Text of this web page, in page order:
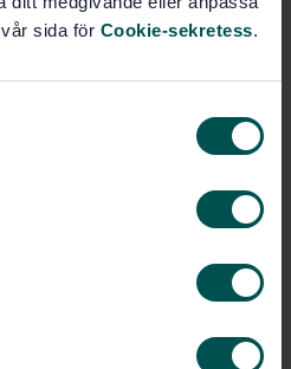
sida för Cookie-sekretess.
Lägg i varukorgen
firefighting systems
1: Requirements